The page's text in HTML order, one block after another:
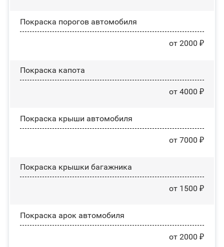
Покраска порогов автомобиля
от 2000 ₽
Покраска капота
от 4000 ₽
Покраска крыши автомобиля
от 7000 ₽
Покраска крышки багажника
от 1500 ₽
Покраска арок автомобиля
от 2000 ₽